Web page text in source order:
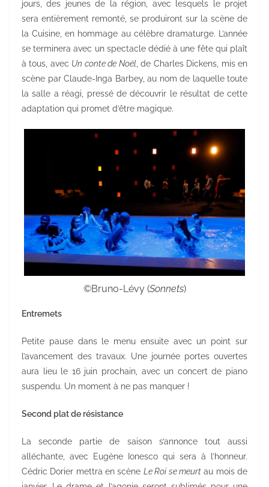
jours, des jeunes de la région, avec lesquels le projet
sera entièrement remonté, se produiront sur la scène de
la Cuisine, en hommage au célèbre dramaturge. L’année
se terminera avec un spectacle dédié à une fête qui plaît
à tous, avec Un conte de Noël, de Charles Dickens, mis en
scène par Claude-Inga Barbey, au nom de laquelle toute
la salle a réagi, pressé de découvrir le résultat de cette
adaptation qui promet d’être magique.
©Bruno-Lévy (Sonnets)
Entremets
Petite pause dans le menu ensuite avec un point sur
l’avancement des travaux. Une journée portes ouvertes
aura lieu le 16 juin prochain, avec un concert de piano
suspendu. Un moment à ne pas manquer !
Second plat de résistance
La seconde partie de saison s’annonce tout aussi
alléchante, avec Eugène Ionesco qui sera à l’honneur.
Cédric Dorier mettra en scène Le Roi se meurtau mois de